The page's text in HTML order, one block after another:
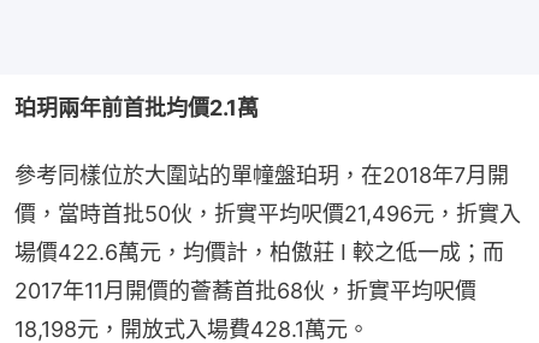
珀玥兩年前首批均價2.1萬
參考同樣位於大圍站的單幢盤珀玥，在2018年7月開
價，當時首批50伙，折實平均呎價21,496元，折實入
場價422.6萬元，均價計，柏傲莊 I 較之低一成；而
2017年11月開價的薈蕎首批68伙，折實平均呎價
18,198元，開放式入場費428.1萬元。